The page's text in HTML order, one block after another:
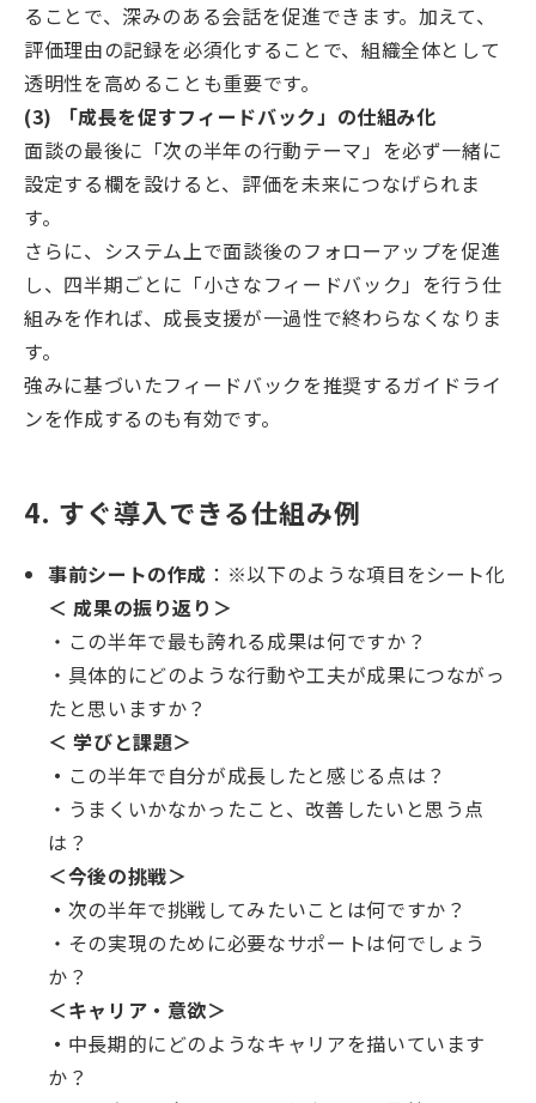
ることで、深みのある会話を促進できます。加えて、
評価理由の記録を必須化することで、組織全体として
透明性を高めることも重要です。
(3) 「成長を促すフィードバック」の仕組み化
面談の最後に「次の半年の行動テーマ」を必ず一緒に
設定する欄を設けると、評価を未来につなげられま
す。
さらに、システム上で面談後のフォローアップを促進
し、四半期ごとに「小さなフィードバック」を行う仕
組みを作れば、成長支援が一過性で終わらなくなりま
す。
強みに基づいたフィードバックを推奨するガイドライ
ンを作成するのも有効です。
4. すぐ導入できる仕組み例
事前シートの作成 ：※以下のような項目をシート化
＜ 成果の振り返り＞
・この半年で最も誇れる成果は何ですか？
・具体的にどのような行動や工夫が成果につながっ
たと思いますか？
＜ 学びと課題＞
・ この半年で自分が成長したと感じる点は？
・うまくいかなかったこと、改善したいと思う点
は？
＜今後の挑戦＞
・ 次の半年で挑戦してみたいことは何ですか？
・その実現のために必要なサポートは何でしょう
か？
＜キャリア・意欲＞
・ 中長期的にどのようなキャリアを描いています
か？